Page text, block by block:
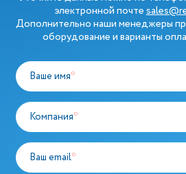
электронной почте
Дополнительно наши менеджеры
оборудование и варианты
Ваше имя*
Компания*
Ваш email*